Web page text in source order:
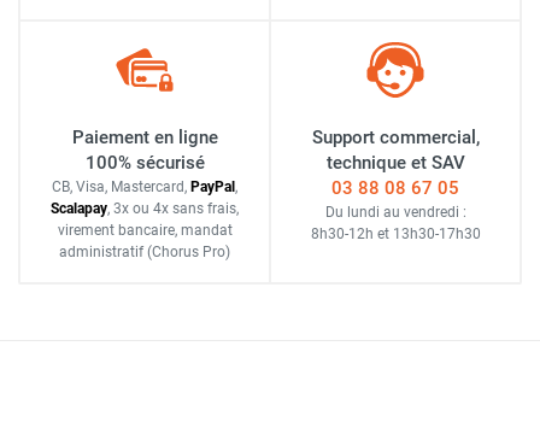
Paiement en ligne
100% sécurisé
CB, Visa, Mastercard, PayPal ,
Scalapay, 3x ou 4x sans frais,
virement bancaire, mandat
administratif (Chorus Pro)
Support commercial,
technique et SAV
03 88 08 67 05
Du lundi au vendredi :
8h30-12h et 13h30-17h30